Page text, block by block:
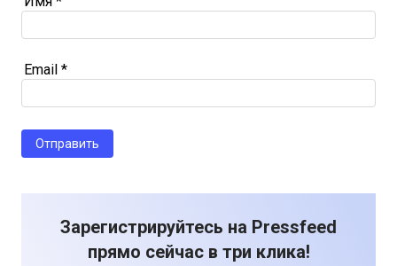
Email *
Зарегистрируйтесь на Pressfeed
прямо сейчас в три клика!